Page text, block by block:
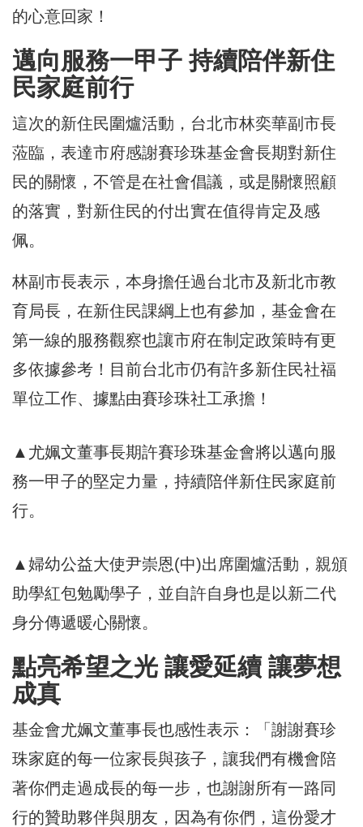
的心意回家！
邁向服務一甲子 持續陪伴新住
民家庭前行
這次的新住民圍爐活動，台北市林奕華副市長
蒞臨，表達市府感謝賽珍珠基金會長期對新住
民的關懷，不管是在社會倡議，或是關懷照顧
的落實，對新住民的付出實在值得肯定及感
佩。
林副市長表示，本身擔任過台北市及新北市教
育局長，在新住民課綱上也有參加，基金會在
第一線的服務觀察也讓市府在制定政策時有更
多依據參考！目前台北市仍有許多新住民社福
單位工作、據點由賽珍珠社工承擔！
▲尤姵文董事長期許賽珍珠基金會將以邁向服
務一甲子的堅定力量，持續陪伴新住民家庭前
行。
▲婦幼公益大使尹崇恩(中)出席圍爐活動，親頒
助學紅包勉勵學子，並自許自身也是以新二代
身分傳遞暖心關懷。
點亮希望之光 讓愛延續 讓夢想
成真
基金會尤姵文董事長也感性表示：「謝謝賽珍
珠家庭的每一位家長與孩子，讓我們有機會陪
著你們走過成長的每一步，也謝謝所有一路同
行的贊助夥伴與朋友，因為有你們，這份愛才